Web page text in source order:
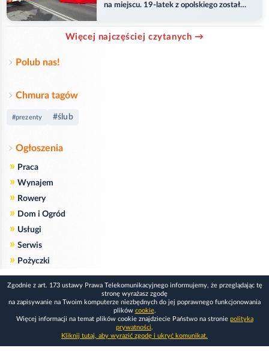
na miejscu. 19-latek z opolskiego został
Więcej najczęściej czytanych →
Polub nas!
Chmura tagów
#prezenty #ślub
Ogłoszenia
» Praca
» Wynajem
» Rowery
» Dom i Ogród
» Usługi
» Serwis
» Pożyczki
Zgodnie z art. 173 ustawy Prawa Telekomunikacyjnego informujemy, że przeglądając tę
stronę wyrażasz zgodę
na zapisywanie na Twoim komputerze niezbędnych do jej poprawnego funkcjonowania
plików cookie.
Więcej informacji na temat plików cookie znajdziecie Państwo na stronie polityka
prywatności.
Kliknij tutaj, aby wyrazić zgodę i ukryć komunikat.